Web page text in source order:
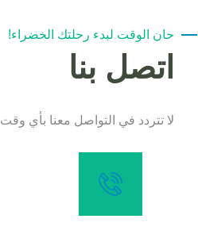
حان الوقت لبدء رحلتك الخضراء!
اتصل بنا
لا تتردد في التواصل معنا بأي وقت